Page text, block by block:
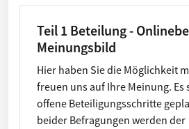
Teil 1 Beteilung -
Meinungsbild
Hier haben Sie die Möglichkeit
freuen uns auf Ihre Meinung. Es
offene Beteiligungsschritte
beider Befragungen werden der